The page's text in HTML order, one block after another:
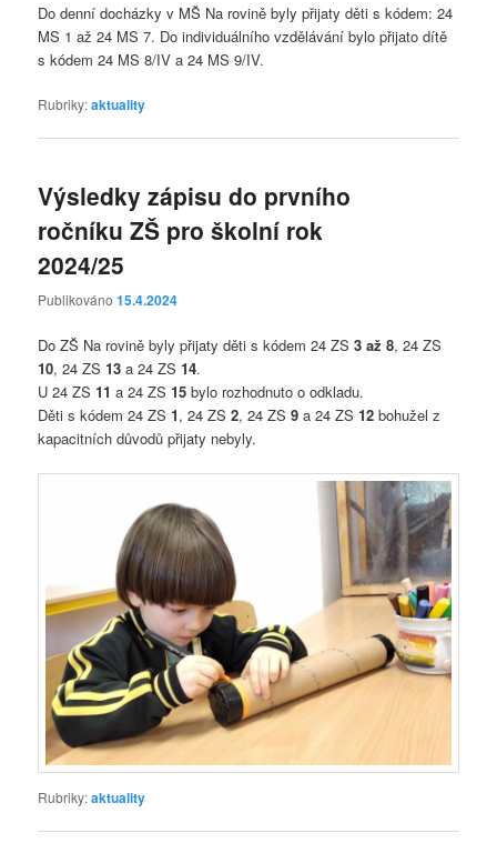
Do denní docházky v MŠ Na rovině byly přijaty děti s kódem: 24
MS 1 až 24 MS 7. Do individuálního vzdělávání bylo přijato dítě
s kódem 24 MS 8/IV a 24 MS 9/IV.
Rubriky:aktuality
Výsledky zápisu do prvního
ročníku ZŠ pro školní rok
2024/25
Publikováno15.4.2024
Do ZŠ Na rovině byly přijaty děti s kódem 24 ZS3 až 8, 24 ZS
10, 24 ZS13 a 24 ZS14.
U 24 ZS11 a 24 ZS15 bylo rozhodnuto o odkladu.
Děti s kódem 24 ZS1, 24 ZS2, 24 ZS9 a 24 ZS12 bohužel z
kapacitních důvodů přijaty nebyly.
Rubriky:aktuality